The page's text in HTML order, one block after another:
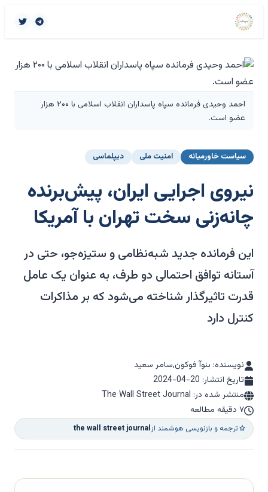
احمد وحیدی فرمانده سپاه پاسداران انقلاب اسلامی با ۲۰۰ هزار
عضو است.
سیاست خاورمیانه امنیت ملی دیپلماسی
نیروی اجرایی ایران، پیش‌برنده
چانه‌زنی سخت تهران با آمریکا
این فرمانده جدید شبه‌نظامی و ستیزه‌جو، حتی در
آستانه توافق احتمالی دو طرف، به عنوان یک عامل
قدرت تاثیرگذار شناخته می‌شود که بر مذاکرات
کنترل دارد
نویسنده: بنوآ فوکون,سامر سعید
تاریخ انتشار: 2024-04-20
منتشر شده در: The Wall Street Journal
۷ دقیقه مطالعه
ترجمه و بازنویسی هوشمند ازthe wall street journal